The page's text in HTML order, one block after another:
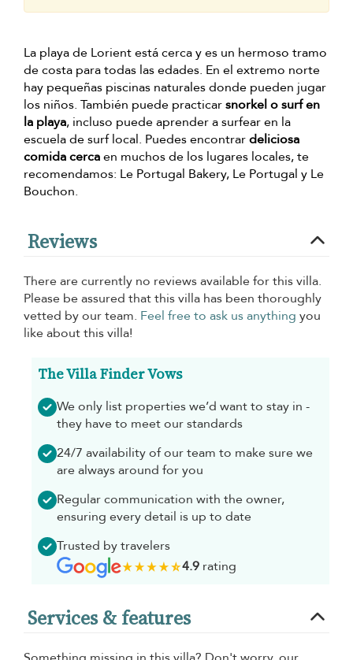
La playa de Lorient está cerca y es un hermoso tramo
de costa para todas las edades. En el extremo norte
hay pequeñas piscinas naturales donde pueden jugar
los niños. También puede practicarsnorkel o surf en
la playa, incluso puede aprender a surfear en la
escuela de surf local. Puedes encontrardeliciosa
comida cercaen muchos de los lugares locales, te
recomendamos: Le Portugal Bakery, Le Portugal y Le
Bouchon.
Reviews
There are currently no reviews available for this villa.
Please be assured that this villa has been thoroughly
vetted by our team. Feel free to ask us anything you
like about this villa!
The Villa Finder Vows
We only list properties we’d want to stay in -
they have to meet our standards
24/7 availability of our team to make sure we
are always around for you
Regular communication with the owner,
ensuring every detail is up to date
Trusted by travelers
4.9rating
Services & features